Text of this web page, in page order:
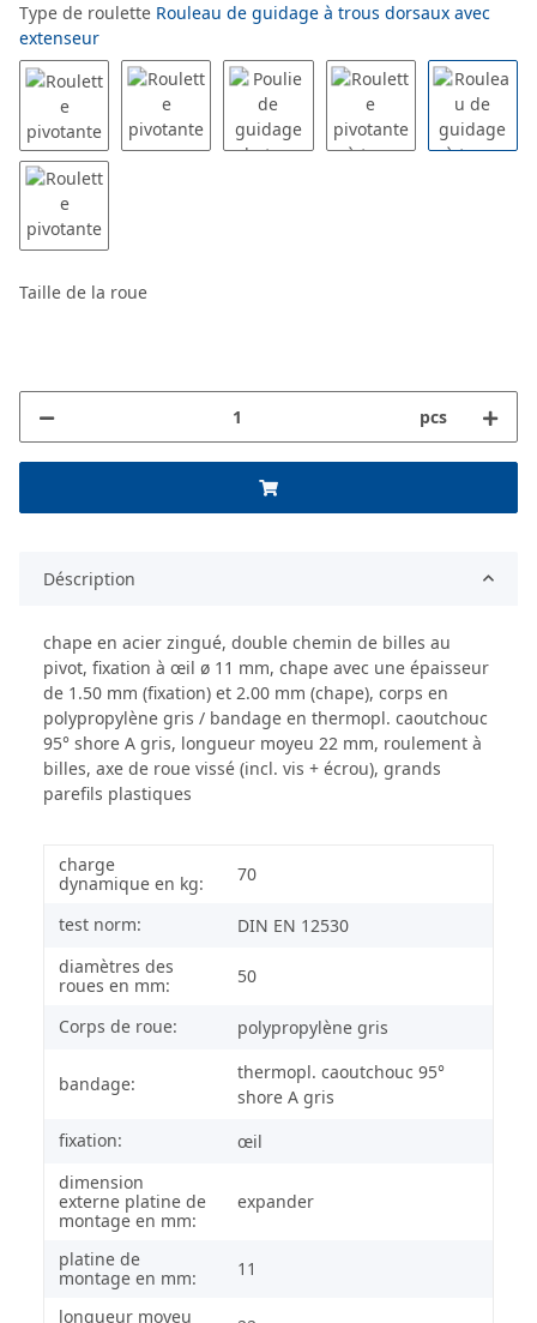
Type de roulette Rouleau de guidage à trous dorsaux avec
extenseur
Taille de la roue
pcs
Déscription
chape en acier zingué, double chemin de billes au
pivot, fixation à œil ø 11 mm, chape avec une épaisseur
de 1.50 mm (fixation) et 2.00 mm (chape), corps en
polypropylène gris / bandage en thermopl. caoutchouc
95° shore A gris, longueur moyeu 22 mm, roulement à
billes, axe de roue vissé (incl. vis + écrou), grands
parefils plastiques
charge
dynamique en kg:
70
test norm:
DIN EN 12530
diamètres des
roues en mm:
50
Corps de roue: polypropylène gris
bandage:
thermopl. caoutchouc 95°
shore A gris
fixation:
œil
dimension
externe platine de
montage en mm:
expander
platine de
montage en mm:
11
longueur moyeu